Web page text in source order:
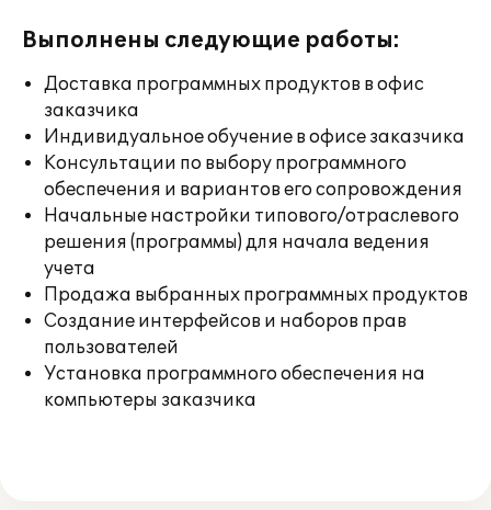
Выполнены следующие работы:
Доставка программных продуктов в офис
заказчика
Индивидуальное обучение в офисе заказчика
Консультации по выбору программного
обеспечения и вариантов его сопровождения
Начальные настройки типового/отраслевого
решения (программы) для начала ведения
учета
Продажа выбранных программных продуктов
Создание интерфейсов и наборов прав
пользователей
Установка программного обеспечения на
компьютеры заказчика